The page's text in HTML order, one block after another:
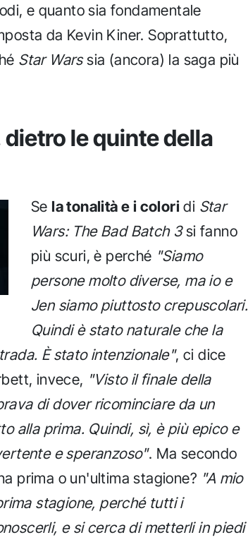
e quanto sia fondamentale
da Kevin Kiner. Soprattutto,
Star Warssia (ancora) la saga più
dietro le quinte della
Se la tonalità e i colori di Star
Wars: The Bad Batch 3si fanno
più scuri, è perché "Siamo
persone molto diverse, ma io e
Jen siamo piuttosto crepuscolari.
Quindi è stato naturale che la
È stato intenzionale", ci dice
invece, "Visto il finale della
di dover ricominciare da un
alla prima. Quindi, sì, è più epico e
e speranzoso". Ma secondo
prima o un'ultima stagione? "A mio
stagione, perché tutti i
e si cerca di metterli in piedi